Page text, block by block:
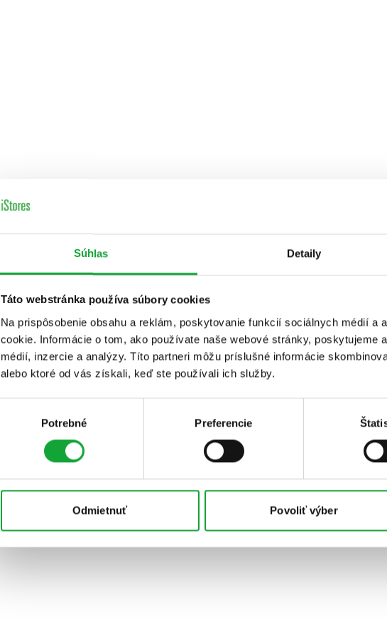
Súhlas Detaily
Táto webstránka používa súbory cookies
Na prispôsobenie obsahu a reklám, poskytovanie funkcií sociálnych médií a
cookie. Informácie o tom, ako používate naše webové stránky, poskytujeme
médií, inzercie a analýzy. Títo partneri môžu príslušné informácie
alebo ktoré od vás získali, keď ste používali ich služby.
Potrebné Preferencie
Odmietnuť Povoliť výber